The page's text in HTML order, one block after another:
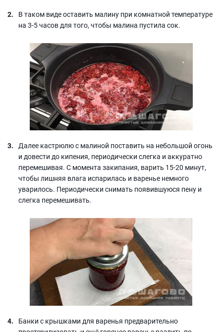
В таком виде оставить малину при комнатной температуре
на 3-5 часов для того, чтобы малина пустила сок.
Далее кастрюлю с малиной поставить на небольшой огонь
и довести до кипения, периодически слегка и аккуратно
перемешивая. С момента закипания, варить 15-20 минут,
чтобы лишняя влага испарилась и варенье немного
уварилось. Периодически снимать появившуюся пену и
слегка перемешивать.
Банки с крышками для варенья предварительно